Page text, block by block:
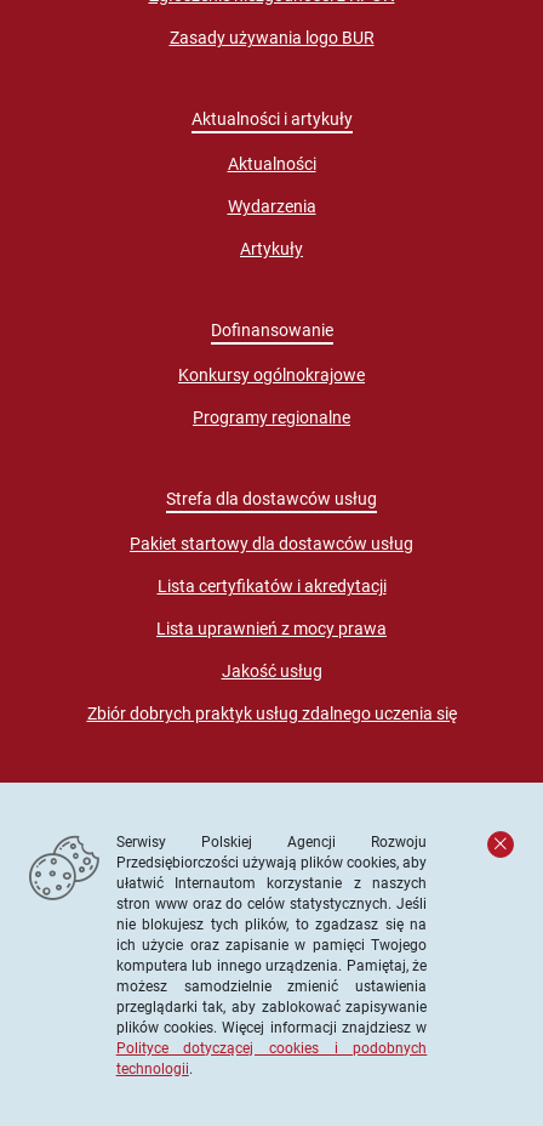
Zasady używania logo BUR
Aktualności i artykuły
Aktualności
Wydarzenia
Artykuły
Dofinansowanie
Konkursy ogólnokrajowe
Programy regionalne
Strefa dla dostawców usług
Pakiet startowy dla dostawców usług
Lista certyfikatów i akredytacji
Lista uprawnień z mocy prawa
Jakość usług
Zbiór dobrych praktyk usług zdalnego uczenia się
© PARP. Wszelkie prawa zastrzeżone
Projekt współfinansowany ze środków Unii Europejskiej w
ramach Europejskiego Funduszu Społecznego
Serwisy Polskiej Agencji Rozwoju
Przedsiębiorczości używają plików cookies, aby
ułatwić Internautom korzystanie z naszych
stron www oraz do celów statystycznych. Jeśli
nie blokujesz tych plików, to zgadzasz się na
ich użycie oraz zapisanie w pamięci Twojego
komputera lub innego urządzenia. Pamiętaj, że
możesz samodzielnie zmienić ustawienia
przeglądarki tak, aby zablokować zapisywanie
plików cookies. Więcej informacji znajdziesz w
Polityce dotyczącej cookies i podobnych
technologii.